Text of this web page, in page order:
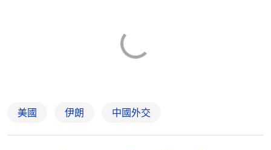
美國 伊朗 中國外交